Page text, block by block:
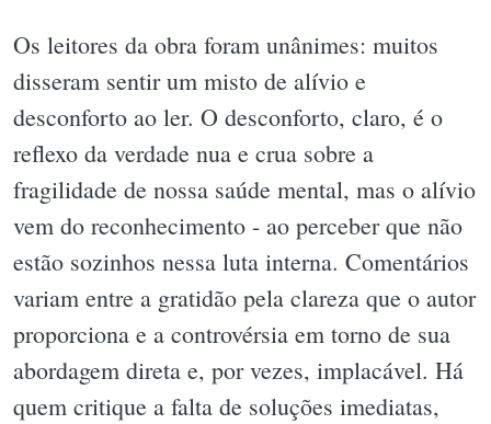
Os leitores da obra foram unânimes: muitos
disseram sentir um misto de alívio e
desconforto ao ler. O desconforto, claro, é o
reflexo da verdade nua e crua sobre a
fragilidade de nossa saúde mental, mas o alívio
vem do reconhecimento - ao perceber que não
estão sozinhos nessa luta interna. Comentários
variam entre a gratidão pela clareza que o autor
proporciona e a controvérsia em torno de sua
abordagem direta e, por vezes, implacável. Há
quem critique a falta de soluções imediatas,